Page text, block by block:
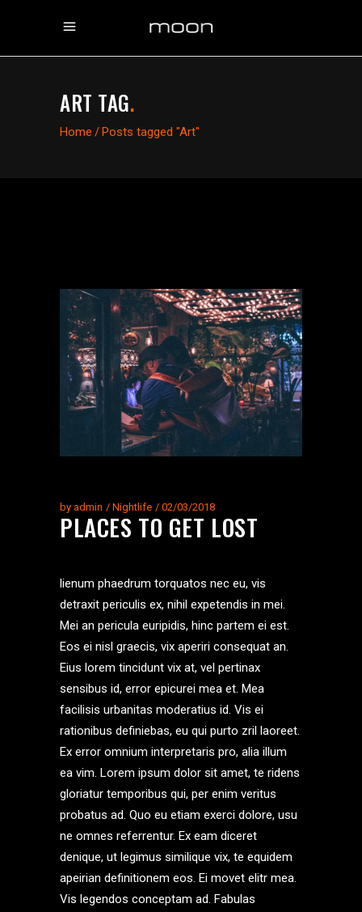
ART TAG.
Home /Posts tagged "Art"
by admin Nightlife 02/03/2018
PLACES TO GET LOST
lienum phaedrum torquatos nec eu, vis
detraxit periculis ex, nihil expetendis in mei.
Mei an pericula euripidis, hinc partem ei est.
Eos ei nisl graecis, vix aperiri consequat an.
Eius lorem tincidunt vix at, vel pertinax
sensibus id, error epicurei mea et. Mea
facilisis urbanitas moderatius id. Vis ei
rationibus definiebas, eu qui purto zril laoreet.
Ex error omnium interpretaris pro, alia illum
ea vim. Lorem ipsum dolor sit amet, te ridens
gloriatur temporibus qui, per enim veritus
probatus ad. Quo eu etiam exerci dolore, usu
ne omnes referrentur. Ex eam diceret
denique, ut legimus similique vix, te equidem
apeirian definitionem eos. Ei movet elitr mea.
Vis legendos conceptam ad. Fabulas